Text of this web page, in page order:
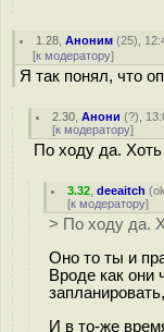
1.28 ,Аноним (25),
[к модератору]
Я так понял, что
2.30 ,Анони (?),
[к модератору]
По ходу да.
3.32 ,deeaitch (
[к модератору]
> По ходу да.
Оно то ты и
Вроде как они
И в то-же